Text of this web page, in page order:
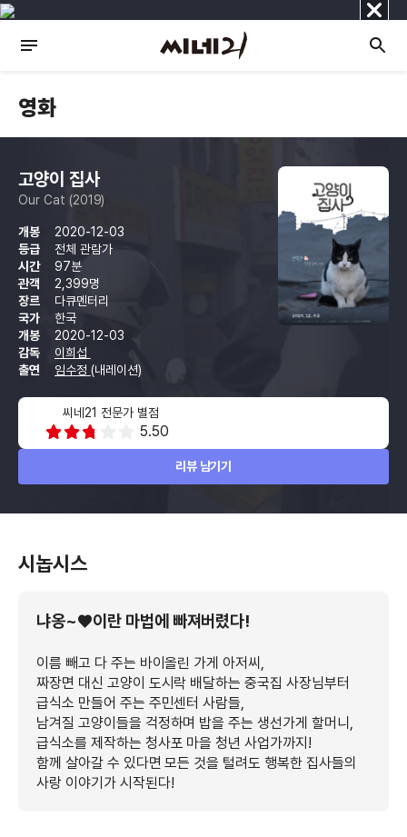
닫
기
영화
고양이 집사
Our Cat (2019)
개봉
2020-12-03
등급
전체 관람가
시간
97분
관객
2,399명
장르
다큐멘터리
국가
한국
개봉
2020-12-03
감독
이희섭
출연
임수정 (내레이션)
씨네21 전문가 별점
5.50
리뷰 남기기
시놉시스
냐옹~♥이란 마법에 빠져버렸다!
이름 빼고 다 주는 바이올린 가게 아저씨,
짜장면 대신 고양이 도시락 배달하는 중국집 사장님부터
급식소 만들어 주는 주민센터 사람들,
남겨질 고양이들을 걱정하며 밥을 주는 생선가게 할머니,
급식소를 제작하는 청사포 마을 청년 사업가까지!
함께 살아갈 수 있다면 모든 것을 털려도 행복한 집사들의
사랑 이야기가 시작된다!